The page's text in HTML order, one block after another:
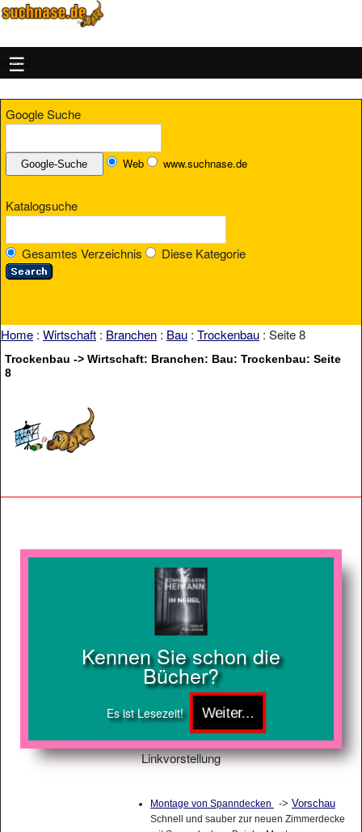
MENU
Google Suche
Web www.suchnase.de
Katalogsuche
Gesamtes Verzeichnis Diese Kategorie
Home : Wirtschaft : Branchen : Bau : Trockenbau : Seite 8
Trockenbau -> Wirtschaft: Branchen: Bau: Trockenbau: Seite
8
Kennen Sie schon die
Bücher?
Es ist Lesezeit!
Linkvorstellung
Montage von Spanndecken -> Vorschau
Schnell und sauber zur neuen Zimmerdecke